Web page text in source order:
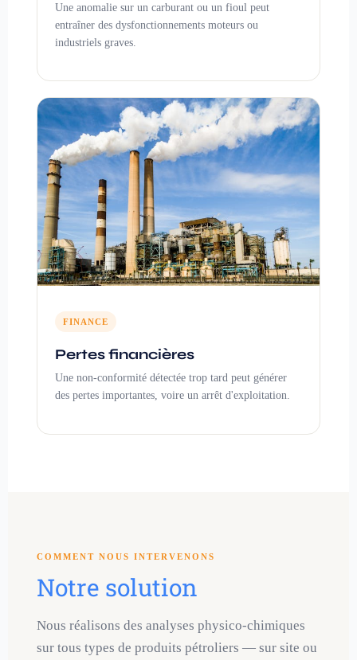
Une anomalie sur un carburant ou un fioul peut
entraîner des dysfonctionnements moteurs ou
industriels graves.
FINANCE
Pertes financières
Une non-conformité détectée trop tard peut générer
des pertes importantes, voire un arrêt d'exploitation.
COMMENT NOUS INTERVENONS
Notre solution
Nous réalisons des analyses physico-chimiques
sur tous types de produits pétroliers — sur site ou